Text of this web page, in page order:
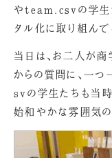
やteam.csvの学生
タル化に取り組んで
当日は、お二人が
からの質問に、一
svの学生たちも当
始和やかな雰囲気の